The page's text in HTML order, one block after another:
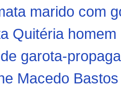
marido com
Quitéria
garota-
Macedo